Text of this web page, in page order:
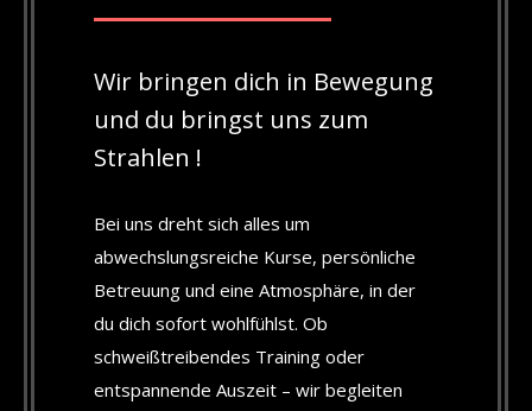
Wir bringen dich in Bewegung
und du bringst uns zum
Strahlen !
Bei uns dreht sich alles um
abwechslungsreiche Kurse, persönliche
Betreuung und eine Atmosphäre, in der
du dich sofort wohlfühlst. Ob
schweißtreibendes Training oder
entspannende Auszeit – wir begleiten